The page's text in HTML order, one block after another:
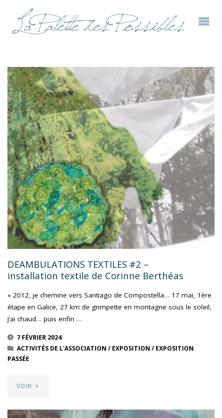
DEAMBULATIONS TEXTILES #2 –
installation textile de Corinne Berthéas
« 2012, je chemine vers Santiago de Compostella… 17 mai, 1ère
étape en Galice, 27 km de grimpette en montagne sous le soleil,
j’ai chaud… puis enfin …
7 FÉVRIER 2024
ACTIVITÉS DE L'ASSOCIATION / EXPOSITION / EXPOSITION
PASSÉE
VOIR "DEAMBULATIONS